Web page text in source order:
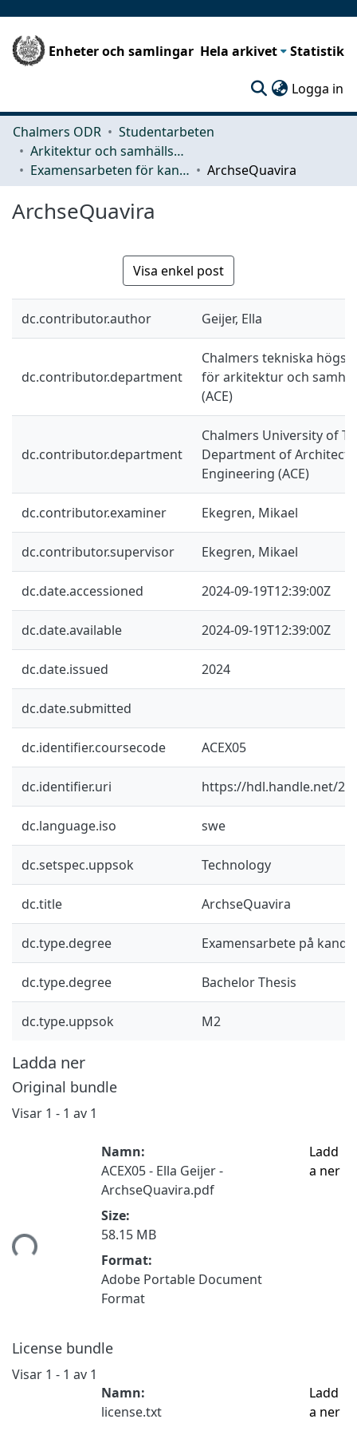
Enheter och samlingar Hela arkivet Statistik
Logga in
Chalmers ODR
Studentarbeten
Arkitektur och samhällsbyggnadsteknik (ACE)
Examensarbeten för kandidatexamen
ArchseQuavira
ArchseQuavira
Visa enkel post
dc.contributor.author Geijer, Ella
dc.contributor.department
Chalmers tekniska
för arkitektur och
(ACE)
dc.contributor.department
Chalmers University of
Department of
Engineering (ACE)
dc.contributor.examiner Ekegren, Mikael
dc.contributor.supervisor Ekegren, Mikael
dc.date.accessioned 2024-09-19T12:39:00Z
dc.date.available 2024-09-19T12:39:00Z
dc.date.issued 2024
dc.date.submitted
dc.identifier.coursecode ACEX05
dc.identifier.uri https://hdl.handle.net/
dc.language.iso swe
dc.setspec.uppsok Technology
dc.title ArchseQuavira
dc.type.degree Examensarbete på
dc.type.degree Bachelor Thesis
dc.type.uppsok M2
Ladda ner
Original bundle
Visar 1 - 1 av 1
Namn:
ACEX05 - Ella Geijer -
ArchseQuavira.pdf
Size:
58.15 MB
Format:
Adobe Portable Document
Format
Ladd
a ner
License bundle
Visar 1 - 1 av 1
Namn:
license.txt
Ladd
a ner